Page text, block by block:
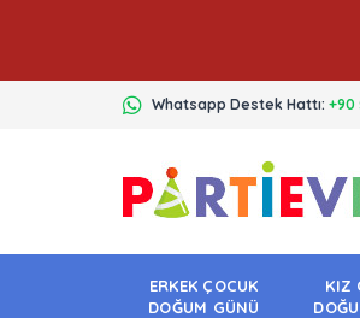
Whatsapp Destek Hattı: +90
ERKEK ÇOCUK
DOĞUM GÜNÜ
KIZ